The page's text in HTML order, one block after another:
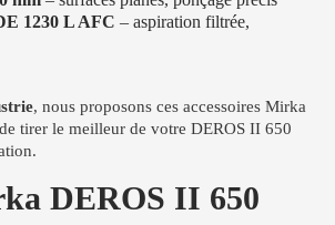
1230 L AFC – aspiration filtrée,
, nous proposons ces accessoires Mirka
tirer le meilleur de votre DEROS II 650
DEROS II 650